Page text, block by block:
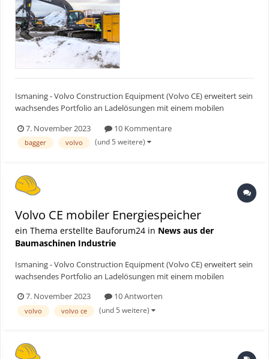
Ismaning - Volvo Construction Equipment (Volvo CE) erweitert sein
wachsendes Portfolio an Ladelösungen mit einem mobilen
oder Standorte ohne, bzw. mit schwachem Netzzugang flexibel
und dauerhaft mit Strom zu versorgen. Bauforum24 Ar...
7. November 2023 10 Kommentare
bagger volvo (und 5 weitere)
Volvo CE mobiler Energiespeicher
ein Thema erstellte Bauforum24 in News aus der
Baumaschinen Industrie
Ismaning - Volvo Construction Equipment (Volvo CE) erweitert sein
wachsendes Portfolio an Ladelösungen mit einem mobilen
oder Standorte ohne, bzw. mit schwachem Netzzugang flexibel
und dauerhaft mit Strom zu versorgen. Bauforum24 Ar...
7. November 2023 10 Antworten
volvo volvo ce (und 5 weitere)